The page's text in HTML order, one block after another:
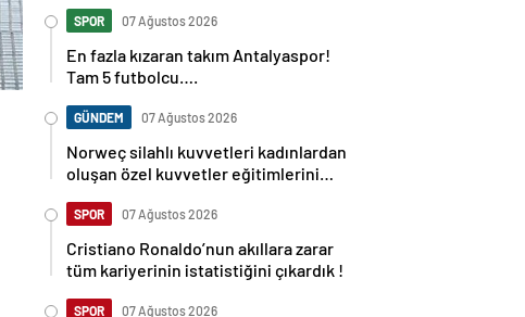
SPOR 07 Ağustos 2026
En fazla kızaran takım Antalyaspor!
Tam 5 futbolcu….
GÜNDEM 07 Ağustos 2026
Norweç silahlı kuvvetleri kadınlardan
oluşan özel kuvvetler eğitimlerini
SPOR 07 Ağustos 2026
Cristiano Ronaldo’nun akıllara zarar
tüm kariyerinin istatistiğini çıkardık !
SPOR 07 Ağustos 2026